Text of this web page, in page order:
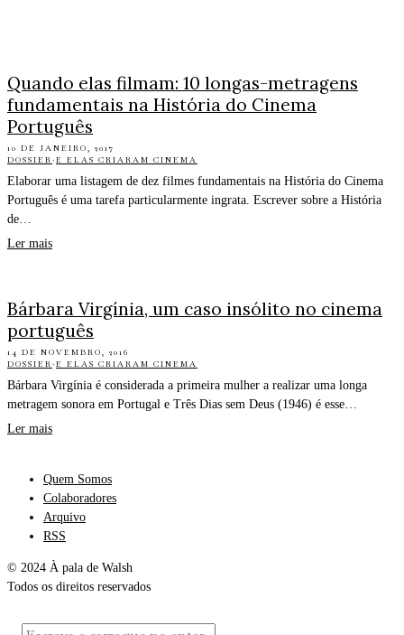
Quando elas filmam: 10 longas-metragens
fundamentais na História do Cinema
Português
10 DE JANEIRO, 2017
DOSSIER·E ELAS CRIARAM CINEMA
Elaborar uma listagem de dez filmes fundamentais na História do Cinema
Português é uma tarefa particularmente ingrata. Escrever sobre a História
de…
Ler mais
Bárbara Virgínia, um caso insólito no cinema
português
14 DE NOVEMBRO, 2016
DOSSIER·E ELAS CRIARAM CINEMA
Bárbara Virgínia é considerada a primeira mulher a realizar uma longa
metragem sonora em Portugal e Três Dias sem Deus (1946) é esse…
Ler mais
Quem Somos
Colaboradores
Arquivo
RSS
© 2024 À pala de Walsh
Todos os direitos reservados